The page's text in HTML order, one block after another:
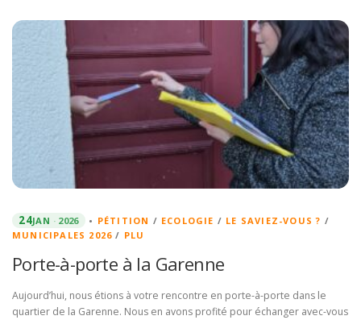
24JAN 2026 • PÉTITION / ECOLOGIE / LE SAVIEZ-VOUS ? /
MUNICIPALES 2026 / PLU
Porte-à-porte à la Garenne
Aujourd’hui, nous étions à votre rencontre en porte-à-porte dans le
quartier de la Garenne. Nous en avons profité pour échanger avec-vous